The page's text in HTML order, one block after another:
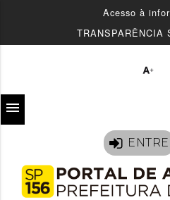
Acesso à
TRANSPARÊNCIA

menu
ENTRE